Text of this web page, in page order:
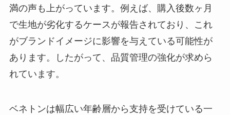
満の声も上がっています。例えば、購入後数ヶ月
で生地が劣化するケースが報告されており、これ
がブランドイメージに影響を与えている可能性が
あります。したがって、品質管理の強化が求めら
れています。
ベネトンは幅広い年齢層から支持を受けている一